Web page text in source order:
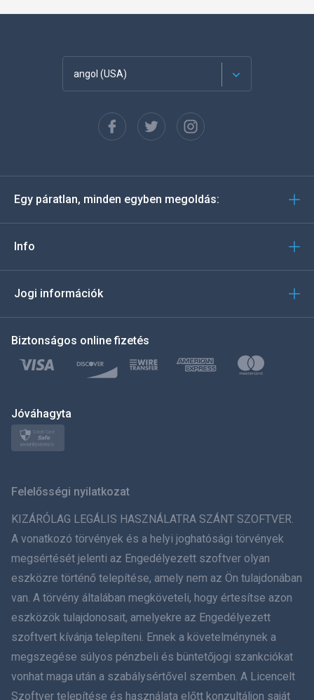
angol (USA)
Español
Deutsch
Türkçe
Polski
ภาษาไทย
简体中文
Dansk
हिंदी
עברית
Egy páratlan, minden egyben megoldás:
Info
Jogi információk
Biztonságos online fizetés
Jóváhagyta
Felelősségi nyilatkozat
KIZÁRÓLAG LEGÁLIS HASZNÁLATRA SZÁNT SZOFTVER.
A vonatkozó törvények és a helyi joghatósági törvények
megsértését jelenti az Engedélyezett szoftver olyan
eszközre történő telepítése, amely nem az Ön tulajdonában
van. A törvény általában megköveteli, hogy értesítse azon
eszközök tulajdonosait, amelyekre az Engedélyezett
szoftvert kívánja telepíteni. Ennek a követelménynek a
megszegése súlyos pénzbeli és büntetőjogi szankciókat
vonhat maga után a szabálysértővel szemben. A Licencelt
Szoftver telepítése és használata előtt konzultáljon saját